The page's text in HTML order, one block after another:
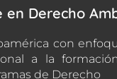
en Derecho
con
a la
de Derecho